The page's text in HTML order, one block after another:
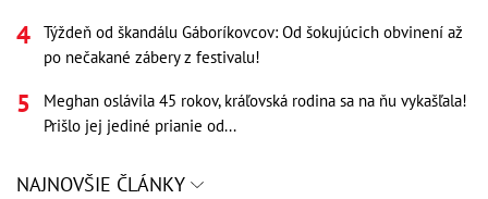
Týždeň od škandálu Gáboríkovcov: Od šokujúcich obvinení až
po nečakané zábery z festivalu!
Meghan oslávila 45 rokov, kráľovská rodina sa na ňu vykašľala!
Prišlo jej jediné prianie od...
NAJNOVŠIE ČLÁNKY